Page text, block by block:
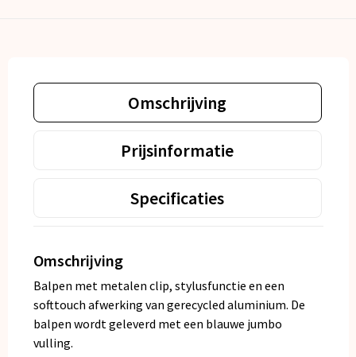
Omschrijving
Prijsinformatie
Specificaties
Omschrijving
Balpen met metalen clip, stylusfunctie en een
softtouch afwerking van gerecycled aluminium. De
balpen wordt geleverd met een blauwe jumbo
vulling.